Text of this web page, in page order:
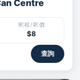
Centre
呎租/呎價
$8
查詢